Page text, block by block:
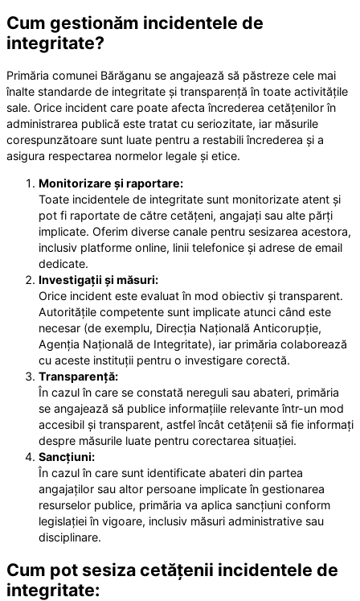
Cum gestionăm incidentele de
integritate?
Primăria comunei Bărăganu se angajează să păstreze cele mai
înalte standarde de integritate și transparență în toate activitățile
sale. Orice incident care poate afecta încrederea cetățenilor în
administrarea publică este tratat cu seriozitate, iar măsurile
corespunzătoare sunt luate pentru a restabili încrederea și a
asigura respectarea normelor legale și etice.
Monitorizare și raportare:
Toate incidentele de integritate sunt monitorizate atent și
pot fi raportate de către cetățeni, angajați sau alte părți
implicate. Oferim diverse canale pentru sesizarea acestora,
inclusiv platforme online, linii telefonice și adrese de email
dedicate.
Investigații și măsuri:
Orice incident este evaluat în mod obiectiv și transparent.
Autoritățile competente sunt implicate atunci când este
necesar (de exemplu, Direcția Națională Anticorupție,
Agenția Națională de Integritate), iar primăria colaborează
cu aceste instituții pentru o investigare corectă.
Transparență:
În cazul în care se constată nereguli sau abateri, primăria
se angajează să publice informațiile relevante într-un mod
accesibil și transparent, astfel încât cetățenii să fie informați
despre măsurile luate pentru corectarea situației.
Sancțiuni:
În cazul în care sunt identificate abateri din partea
angajaților sau altor persoane implicate în gestionarea
resurselor publice, primăria va aplica sancțiuni conform
legislației în vigoare, inclusiv măsuri administrative sau
disciplinare.
Cum pot sesiza cetățenii incidentele de
integritate: